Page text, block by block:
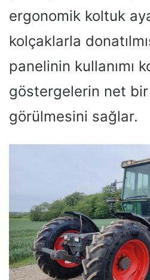
ergonomik koltuk
kolçaklarla
panelinin kullanımı
göstergelerin net
görülmesini sağlar.